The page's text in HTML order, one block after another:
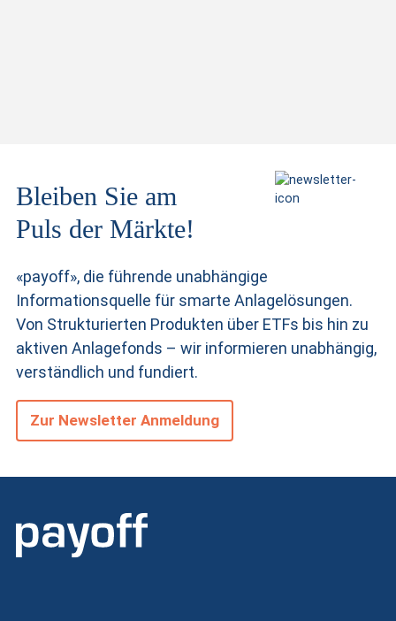
Bleiben Sie am
Puls der Märkte!
«payoff», die führende unabhängige
Informationsquelle für smarte Anlagelösungen.
Von Strukturierten Produkten über ETFs bis hin zu
aktiven Anlagefonds – wir informieren unabhängig,
verständlich und fundiert.
Zur Newsletter Anmeldung